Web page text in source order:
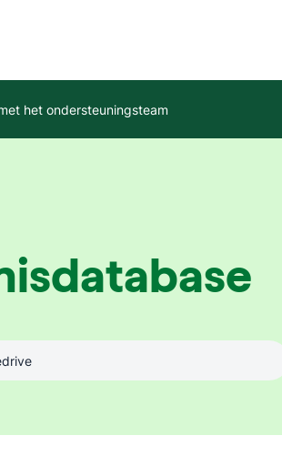
het ondersteuningsteam